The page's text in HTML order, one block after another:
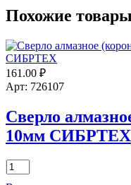
Похожие товары
161.00 ₽
Арт: 726107
Сверло
10мм СИБРТЕХ
Количество
товара